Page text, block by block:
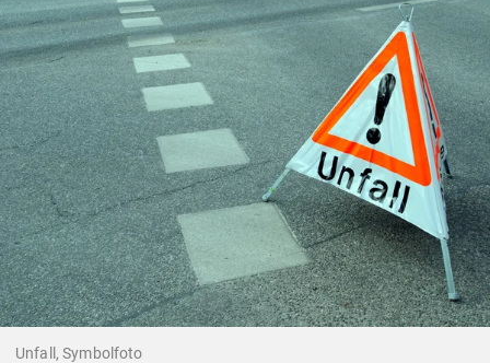
Unfall, Symbolfoto